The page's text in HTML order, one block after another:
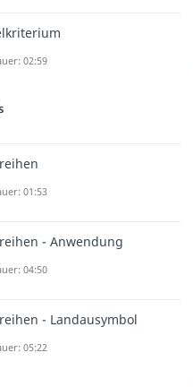
02:59
01:53
- Anwendung
04:50
- Landausymbol
05:22